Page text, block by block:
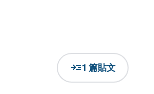
read_more1 篇貼文